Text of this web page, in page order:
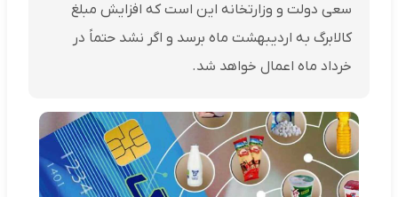
سعی دولت و وزارتخانه این است که افزایش مبلغ
کالابرگ به اردیبهشت ماه برسد و اگر نشد حتماً در
خرداد ماه اعمال خواهد شد.